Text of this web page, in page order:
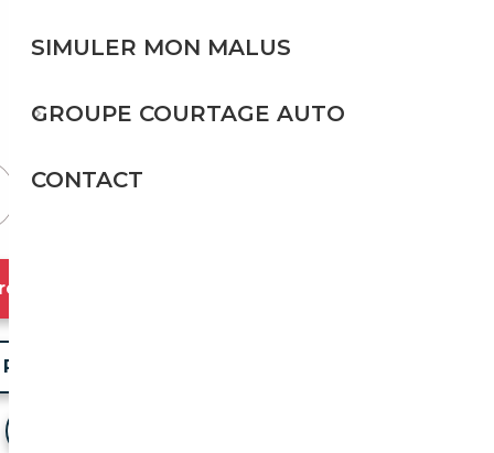
Diesel
Prix de vente vendeur
Partager l'annonce
SIMULER MON MALUS
GROUPE COURTAGE AUTO
CONTACT